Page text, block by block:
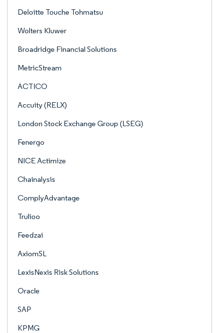
Deloitte Touche Tohmatsu
Wolters Kluwer
Broadridge Financial Solutions
MetricStream
ACTICO
Accuity (RELX)
London Stock Exchange Group (LSEG)
Fenergo
NICE Actimize
Chainalysis
ComplyAdvantage
Trulioo
Feedzai
AxiomSL
LexisNexis Risk Solutions
Oracle
SAP
KPMG